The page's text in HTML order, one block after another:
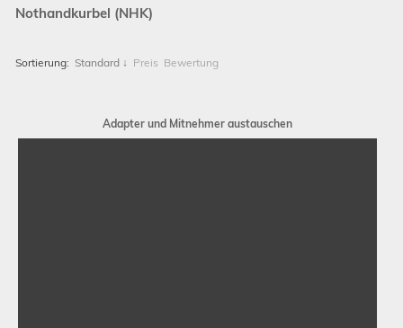
Nothandkurbel (NHK)
Sortierung: Standard ↓ Preis Bewertung
Adapter und Mitnehmer austauschen